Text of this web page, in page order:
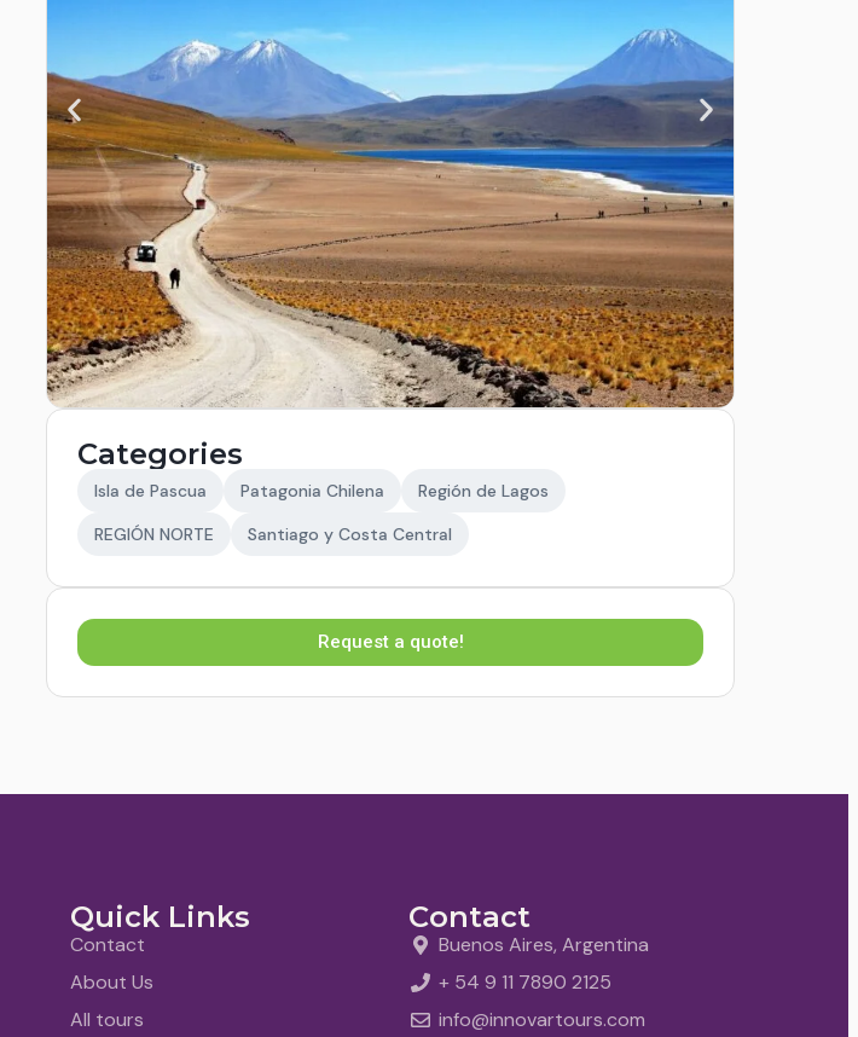
Categories
Isla de Pascua Patagonia Chilena
Región de Lagos
REGIÓN NORTE
Santiago y Costa Central
Request a quote!
Quick Links
Contact
About Us
All tours
Contact
Buenos Aires, Argentina
+ 54 9 11 7890 2125
info@innovartours.com